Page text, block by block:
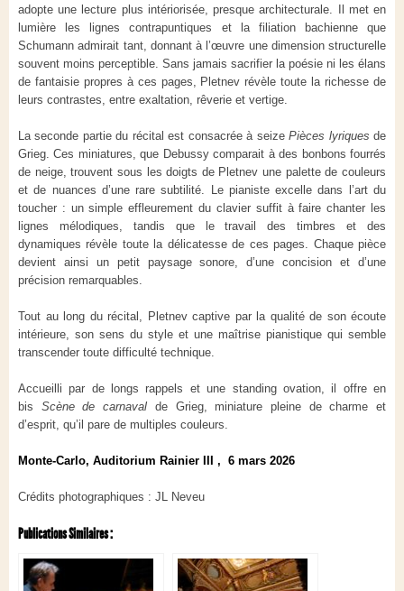
adopte une lecture plus intériorisée, presque architecturale. Il met en
lumière les lignes contrapuntiques et la filiation bachienne que
Schumann admirait tant, donnant à l’œuvre une dimension structurelle
souvent moins perceptible. Sans jamais sacrifier la poésie ni les élans
de fantaisie propres à ces pages, Pletnev révèle toute la richesse de
leurs contrastes, entre exaltation, rêverie et vertige.
La seconde partie du récital est consacrée à seizePièces lyriques de
Grieg. Ces miniatures, que Debussy comparait à des bonbons fourrés
de neige, trouvent sous les doigts de Pletnev une palette de couleurs
et de nuances d’une rare subtilité. Le pianiste excelle dans l’art du
toucher : un simple effleurement du clavier suffit à faire chanter les
lignes mélodiques, tandis que le travail des timbres et des
dynamiques révèle toute la délicatesse de ces pages. Chaque pièce
devient ainsi un petit paysage sonore, d’une concision et d’une
précision remarquables.
Tout au long du récital, Pletnev captive par la qualité de son écoute
intérieure, son sens du style et une maîtrise pianistique qui semble
transcender toute difficulté technique.
Accueilli par de longs rappels et une standing ovation, il offre en
bis Scène de carnaval de Grieg, miniature pleine de charme et
d’esprit, qu’il pare de multiples couleurs.
Monte-Carlo, Auditorium Rainier III , 6 mars 2026
Crédits photographiques : JL Neveu
Publications Similaires :